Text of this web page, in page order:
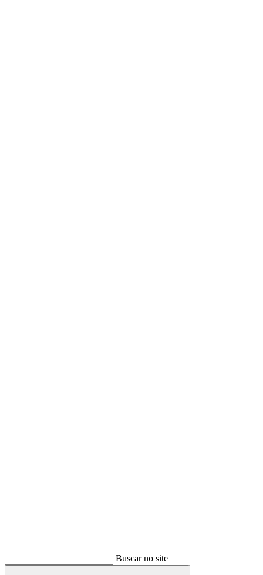
Buscar no site